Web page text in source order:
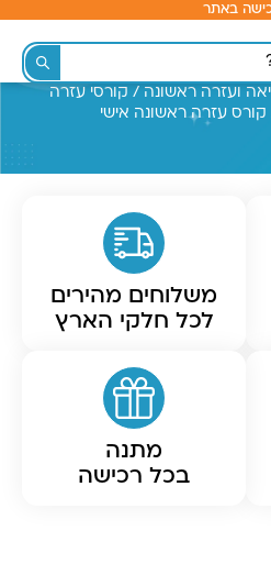
באתר
ועזרה ראשונה / קורסי עזרה
קורס עזרה ראשונה אישי
משלוחים מהירים
לכל חלקי הארץ
מתנה
בכל רכישה